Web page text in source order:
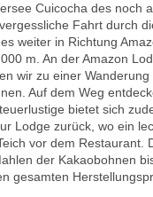
Cuicocha des noch
Fahrt durch
weiter in Richtung
m. An der Amazon
wir zu einer
Auf dem Weg
bietet sich
Lodge zurück, wo ein
vor dem Restaurant.
der Kakaobohnen
gesamten